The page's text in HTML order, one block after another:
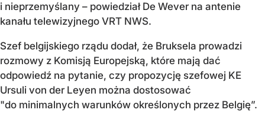
i nieprzemyślany – powiedział De Wever na antenie
kanału telewizyjnego VRT NWS.
Szef belgijskiego rządu dodał, że Bruksela prowadzi
rozmowy z Komisją Europejską, które mają dać
odpowiedź na pytanie, czy propozycję szefowej KE
Ursuli von der Leyen można dostosować
"do minimalnych warunków określonych przez Belgię”.